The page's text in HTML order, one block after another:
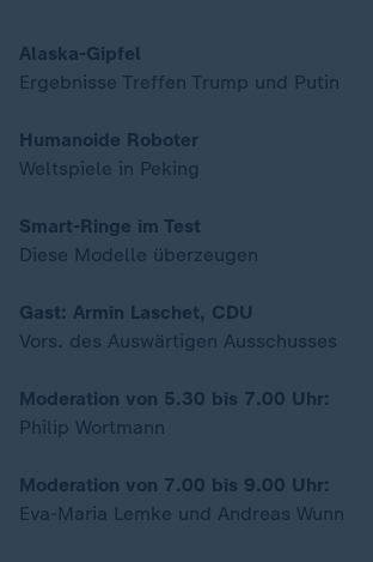
00:17
Alaska-Gipfel
Ergebnisse Treffen Trump und Putin
Humanoide Roboter
Weltspiele in Peking
Smart-Ringe im Test
Diese Modelle überzeugen
Gast: Armin Laschet, CDU
Vors. des Auswärtigen Ausschusses
Moderation von 5.30 bis 7.00 Uhr:
Philip Wortmann
Moderation von 7.00 bis 9.00 Uhr:
Eva-Maria Lemke und Andreas Wunn